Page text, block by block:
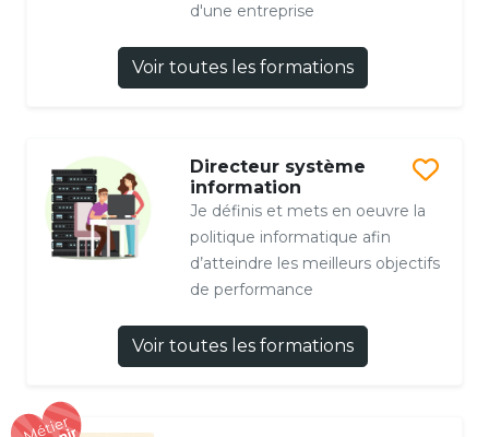
d'une entreprise
Voir toutes les formations
Directeur système
information
Je définis et mets en oeuvre la
politique informatique afin
d’atteindre les meilleurs objectifs
de performance
Voir toutes les formations